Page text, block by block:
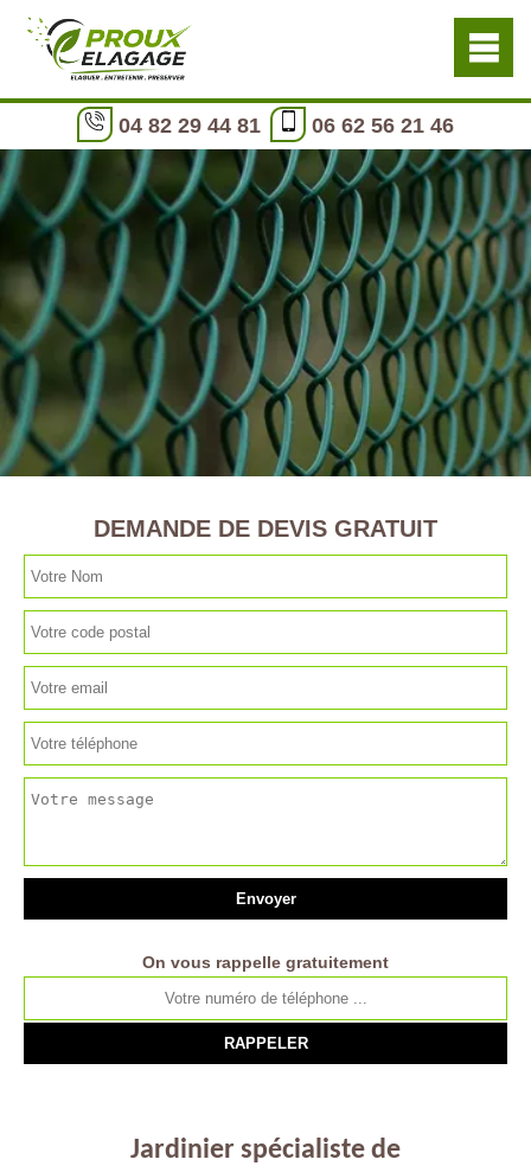
04 82 29 44 81 06 62 56 21 46
DEMANDE DE DEVIS GRATUIT
On vous rappelle gratuitement
Jardinier spécialiste de